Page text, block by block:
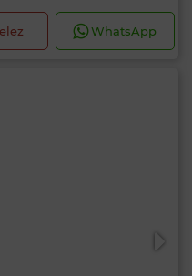
WhatsApp